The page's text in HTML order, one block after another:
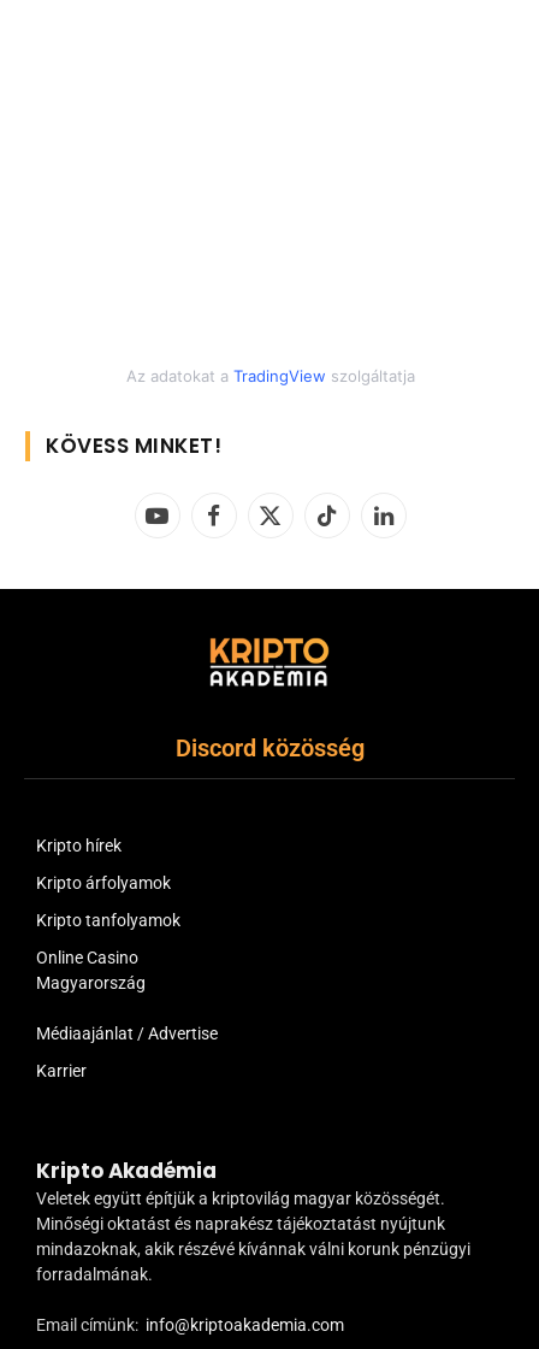
Az adatokat a TradingView szolgáltatja
KÖVESS MINKET!
YouTubeFacebook
X
TikTok LinkedIn
Discord közösség
Kripto hírek
Kripto árfolyamok
Kripto tanfolyamok
Online Casino
Magyarország
Médiaajánlat / Advertise
Karrier
Kripto Akadémia
Veletek együtt építjük a kriptovilág magyar közösségét.
Minőségi oktatást és naprakész tájékoztatást nyújtunk
mindazoknak, akik részévé kívánnak válni korunk pénzügyi
forradalmának.
Email címünk: info@kriptoakademia.com